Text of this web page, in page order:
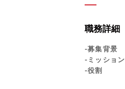
職務詳細
-募集背景
-ミッション
-役割